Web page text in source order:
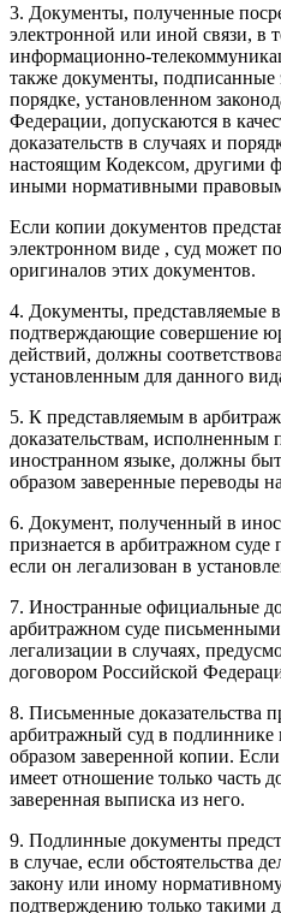
3. Документы, полученные
электронной или иной связи, в
информационно-
также документы,
порядке, установленном
Федерации, допускаются в
доказательств в случаях и
настоящим Кодексом, другими
иными нормативными
Если копии документов
электронном виде , суд может
оригиналов этих документов.
4. Документы, представляемые
подтверждающие совершение
действий, должны
установленным для данного
5. К представляемым в
доказательствам, исполненным
иностранном языке, должны
образом заверенные переводы
6. Документ, полученный в
признается в арбитражном
если он легализован в
7. Иностранные официальные
арбитражном суде письменными
легализации в случаях,
договором Российской
8. Письменные доказательства
арбитражный суд в
образом заверенной копии.
имеет отношение только часть
заверенная выписка из него.
9. Подлинные документы
в случае, если обстоятельства
закону или иному
подтверждению только такими